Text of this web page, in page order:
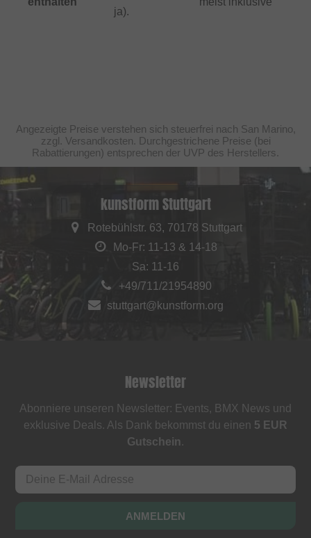
ja).
Angezeigte Preise verstehen sich steuerfrei nach San Marino,
zzgl. Versandkosten. Durchgestrichene Preise (bei
Rabattierungen) entsprechen der UVP des Herstellers.
kunstform Stuttgart
Rotebühlstr. 63, 70178 Stuttgart
Mo-Fr: 11-13 & 14-18
Sa: 11-16
+49/711/21954890
stuttgart@kunstform.org
Newsletter
Abonniere unseren Newsletter: Events, BMX News und
exklusive Deals. Als Dank bekommst du einen 5 EUR
Gutschein.
ANMELDEN